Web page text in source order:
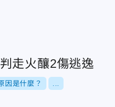
走火釀2傷逃逸
因是什麼？